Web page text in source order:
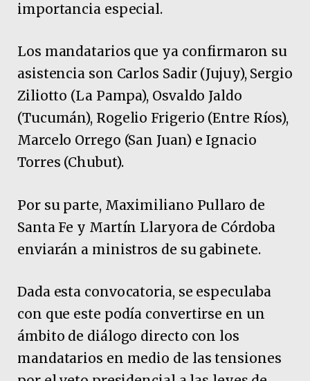
importancia especial.
Los mandatarios que ya confirmaron su
asistencia son Carlos Sadir (Jujuy), Sergio
Ziliotto (La Pampa), Osvaldo Jaldo
(Tucumán), Rogelio Frigerio (Entre Ríos),
Marcelo Orrego (San Juan) e Ignacio
Torres (Chubut).
Por su parte, Maximiliano Pullaro de
Santa Fe y Martín Llaryora de Córdoba
enviarán a ministros de su gabinete.
Dada esta convocatoria, se especulaba
con que este podía convertirse en un
ámbito de diálogo directo con los
mandatarios en medio de las tensiones